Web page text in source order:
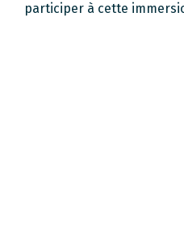
participer à cette